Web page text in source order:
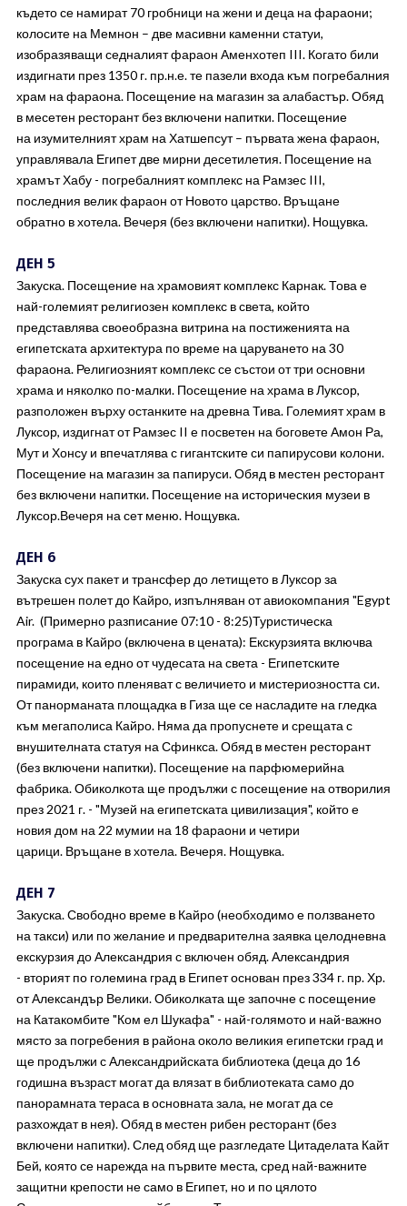
където се намират 70 гробници на жени и деца на фараони;
колосите на Мемнон – две масивни каменни статуи,
изобразяващи седналият фараон Аменхотеп III. Когато били
издигнати през 1350 г. пр.н.е. те пазели входа към погребалния
храм на фараона. Посещение на магазин за алабастър. Обяд
в месетен ресторант без включени напитки. Посещение
на изумителният храм на Хатшепсут – първата жена фараон,
управлявала Египет две мирни десетилетия. Посещение на
храмът Хабу - погребалният комплекс на Рамзес III,
последния велик фараон от Новото царство. Връщане
обратно в хотела. Вечеря (без включени напитки). Нощувка.
ДЕН 5
Закуска. Посещение на храмовият комплекс Карнак. Това е
най-големият религиозен комплекс в света, който
представлява своеобразна витрина на постиженията на
египетската архитектура по време на царуването на 30
фараона. Религиозният комплекс се състои от три основни
храма и няколко по-малки. Посещение на храма в Луксор,
разположен върху останките на древна Тива. Големият храм в
Луксор, издигнат от Рамзес II е посветен на боговете Амон Ра,
Мут и Хонсу и впечатлява с гигантските си папирусови колони.
Посещение на магазин за папируси. Обяд в местен ресторант
без включени напитки. Посещение на историческия музеи в
Луксор.Вечеря на сет меню. Нощувка.
ДЕН 6
Закуска сух пакет и трансфер до летището в Луксор за
вътрешен полет до Кайро, изпълняван от авиокомпания "Egypt
Air. (Примерно разписание 07:10 - 8:25)Туристическа
програма в Кайро (включена в цената): Екскурзията включва
посещение на едно от чудесата на света - Египетските
пирамиди, които пленяват с величието и мистериозността си.
От панорманата площадка в Гиза ще се насладите на гледка
към мегаполиса Кайро. Няма да пропуснете и срещата с
внушителната статуя на Сфинкса. Обяд в местен ресторант
(без включени напитки). Посещение на парфюмерийна
фабрика. Обиколкота ще продължи с посещение на отворилия
през 2021 г. - "Музей на египетската цивилизация", който е
новия дом на 22 мумии на 18 фараони и четири
царици. Връщане в хотела. Вечеря. Нощувка.
ДЕН 7
Закуска. Свободно време в Кайро (необходимо е ползването
на такси) или по желание и предварителна заявка целодневна
екскурзия до Александрия с включен обяд. Александрия
- вторият по големина град в Египет основан през 334 г. пр. Хр.
от Александър Велики. Обиколката ще започне с посещение
на Катакомбите "Ком ел Шукафа" - най-голямото и най-важно
място за погребения в района около великия египетски град и
ще продължи с Александрийската библиотека (деца до 16
годишна възраст могат да влязат в библиотеката само до
панорамната тераса в основната зала, не могат да се
разхождат в нея). Обяд в местен рибен ресторант (без
включени напитки). След обяд ще разгледате Цитаделата Кайт
Бей, която се нарежда на първите места, сред най-важните
защитни крепости не само в Египет, но и по цялото